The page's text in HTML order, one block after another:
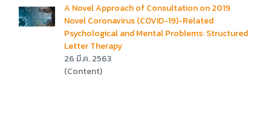
A Novel Approach of Consultation on 2019
Novel Coronavirus (COVID-19)-Related
Psychological and Mental Problems: Structured
Letter Therapy
26 มี.ค. 2563
(Content)